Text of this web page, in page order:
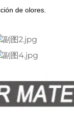
de olores.